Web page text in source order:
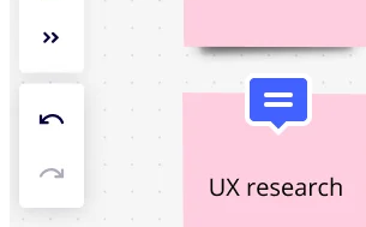
Планирование целей
Оргдизайн
Решения
По бизнес-сегментам
Enterprise
Малый бизнес
Стартапы
Диджитал